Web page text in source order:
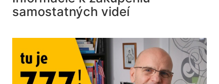
samostatných videí